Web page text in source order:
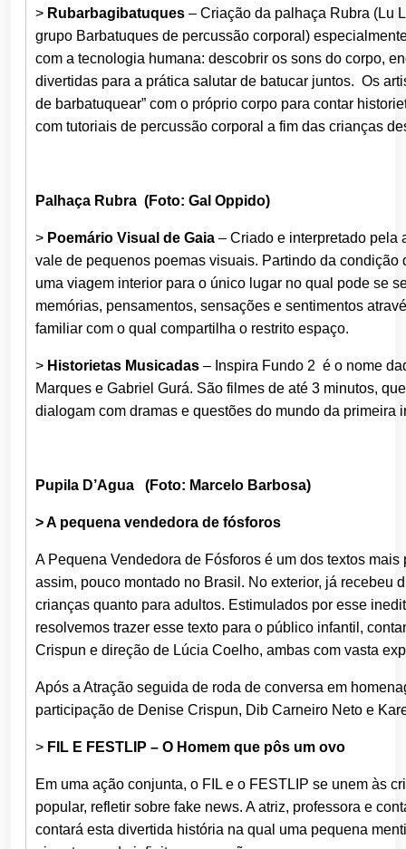
> Rubarbagibatuques – Criação da palhaça Rubra (Lu
grupo Barbatuques de percussão corporal)
com a tecnologia humana: descobrir os sons do corpo,
divertidas para a prática salutar de batucar juntos. Os
de barbatuquear” com o próprio corpo para contar
com tutoriais de percussão corporal a fim das crianças
Palhaça Rubra (Foto: Gal Oppido)
> Poemário Visual de Gaia – Criado e interpretado pela
vale de pequenos poemas visuais. Partindo da
uma viagem interior para o único lugar no qual pode se
memórias, pensamentos, sensações e sentimentos
familiar com o qual compartilha o restrito espaço.
> Historietas Musicadas – Inspira Fundo 2 é o nome
Marques e Gabriel Gurá. São filmes de até 3 minutos,
dialogam com dramas e questões do mundo da primeira
Pupila D’Agua (Foto: Marcelo Barbosa)
> A pequena vendedora de fósforos
A Pequena Vendedora de Fósforos é um dos textos
assim, pouco montado no Brasil. No exterior, já recebeu
crianças quanto para adultos. Estimulados por esse
resolvemos trazer esse texto para o público infantil,
Crispun e direção de Lúcia Coelho, ambas com vasta
Após a Atração seguida de roda de conversa em
participação de Denise Crispun, Dib Carneiro Neto e
> FIL E FESTLIP – O Homem que pôs um ovo
Em uma ação conjunta, o FIL e o FESTLIP se unem às
popular, refletir sobre fake news. A atriz, professora e
contará esta divertida história na qual uma pequena